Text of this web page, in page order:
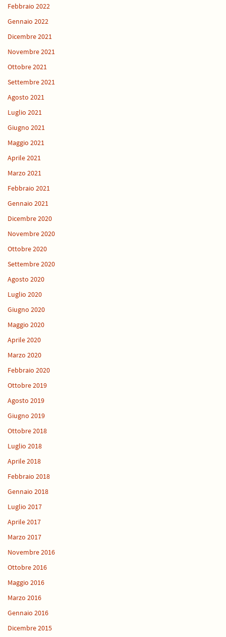
Febbraio 2022
Gennaio 2022
Dicembre 2021
Novembre 2021
Ottobre 2021
Settembre 2021
Agosto 2021
Luglio 2021
Giugno 2021
Maggio 2021
Aprile 2021
Marzo 2021
Febbraio 2021
Gennaio 2021
Dicembre 2020
Novembre 2020
Ottobre 2020
Settembre 2020
Agosto 2020
Luglio 2020
Giugno 2020
Maggio 2020
Aprile 2020
Marzo 2020
Febbraio 2020
Ottobre 2019
Agosto 2019
Giugno 2019
Ottobre 2018
Luglio 2018
Aprile 2018
Febbraio 2018
Gennaio 2018
Luglio 2017
Aprile 2017
Marzo 2017
Novembre 2016
Ottobre 2016
Maggio 2016
Marzo 2016
Gennaio 2016
Dicembre 2015